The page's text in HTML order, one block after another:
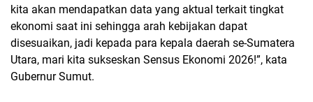
kita akan mendapatkan data yang aktual terkait tingkat
ekonomi saat ini sehingga arah kebijakan dapat
disesuaikan, jadi kepada para kepala daerah se-Sumatera
Utara, mari kita sukseskan Sensus Ekonomi 2026!”, kata
Gubernur Sumut.